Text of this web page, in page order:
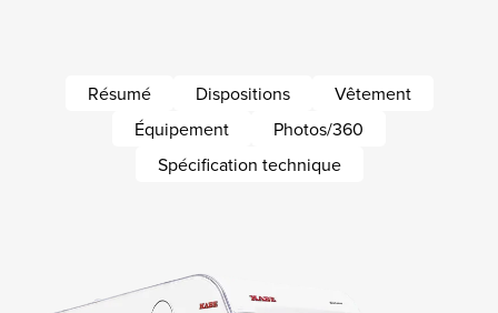
Résumé Dispositions
Vêtement
Équipement
Photos/360
Spécification technique